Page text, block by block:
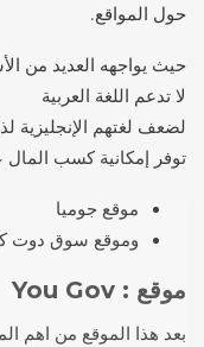
حول المواقع.
حيث يواجهه العديد من
لا تدعم اللغة العربية
لضعف لغتهم الإنجليزية
توفر إمكانية كسب
موقع جوميا
وموقع سوق دوت
موقع : You Gov
بعد هذا الموقع من اهم